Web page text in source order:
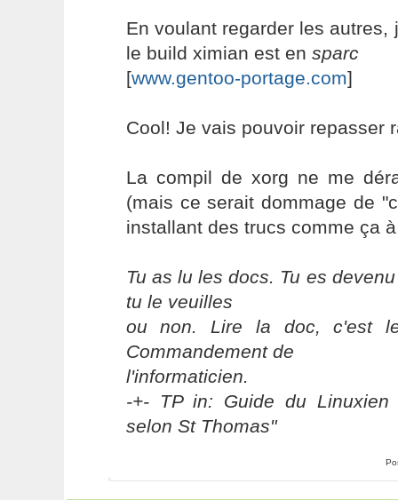
En voulant regarder les autres,
le build ximian est en sparc
[www.gentoo-portage.com]
Cool! Je vais pouvoir repasser
La compil de xorg ne me
(mais ce serait dommage de
installant des trucs comme ça
Tu as lu les docs. Tu es
tu le veuilles
ou non. Lire la doc, c'est
Commandement de
l'informaticien.
-+- TP in: Guide du Linuxien
selon St Thomas"